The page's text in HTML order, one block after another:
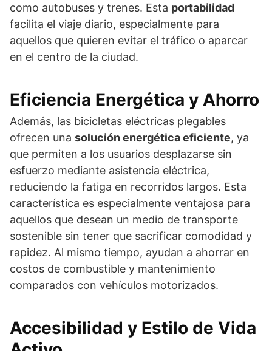
como autobuses y trenes. Esta portabilidad
facilita el viaje diario, especialmente para
aquellos que quieren evitar el tráfico o aparcar
en el centro de la ciudad.
Eficiencia Energética y Ahorro
Además, las bicicletas eléctricas plegables
ofrecen una solución energética eficiente, ya
que permiten a los usuarios desplazarse sin
esfuerzo mediante asistencia eléctrica,
reduciendo la fatiga en recorridos largos. Esta
característica es especialmente ventajosa para
aquellos que desean un medio de transporte
sostenible sin tener que sacrificar comodidad y
rapidez. Al mismo tiempo, ayudan a ahorrar en
costos de combustible y mantenimiento
comparados con vehículos motorizados.
Accesibilidad y Estilo de Vida